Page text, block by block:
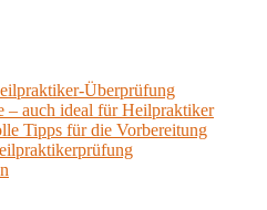
Überprüfung
– auch ideal für Heilpraktiker
Tipps für die Vorbereitung